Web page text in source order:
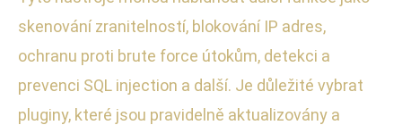
skenování zranitelností, blokování IP adres,
ochranu proti brute force útokům, detekci a
prevenci SQL injection a další. Je důležité vybrat
pluginy, které jsou pravidelně aktualizovány a